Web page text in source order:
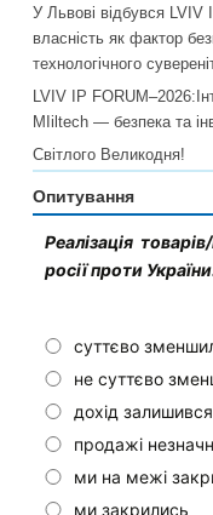
У Львові відбувся LVIV
власність як фактор
технологічного
LVIV IP
MIiltech — безпека та
Світлого Великодня!
Опитування
Реалізація
росії проти
суттєво
не суттєво
дохід
продажі
ми на межі
ми закрились